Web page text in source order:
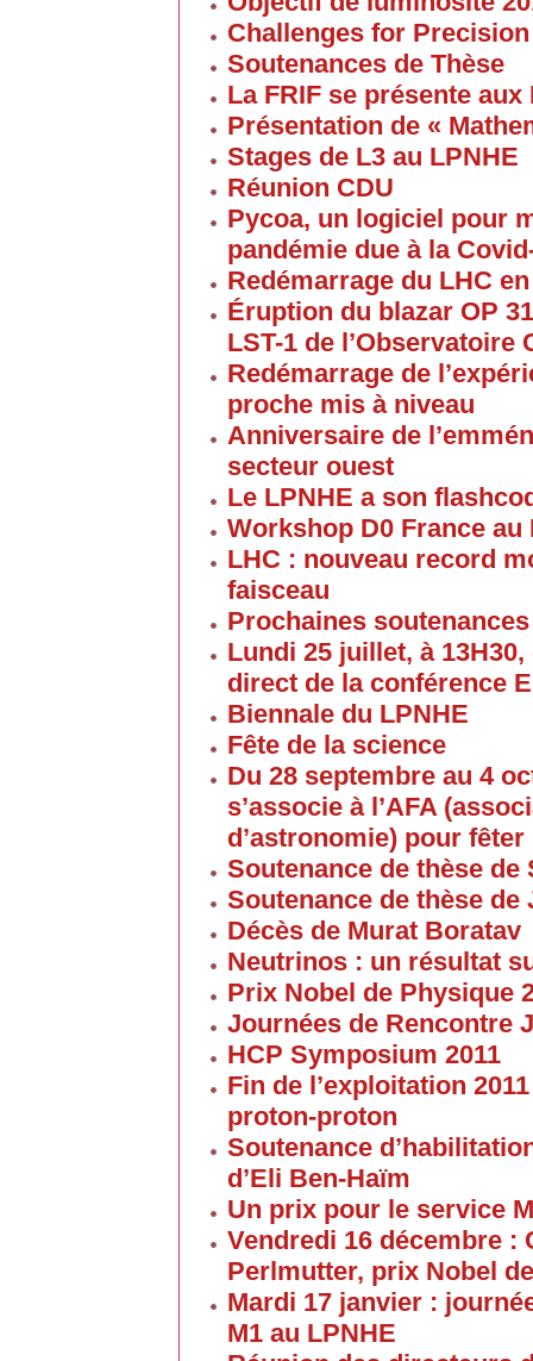
Challenges for
Soutenances de Thèse
La FRIF se présente aux
Présentation de «
Stages de L3 au LPNHE
Réunion CDU
Pycoa, un logiciel pour
pandémie due à la
Redémarrage du LHC en
Éruption du blazar OP
LST-1 de l’Observatoire
Redémarrage de
proche mis à niveau
Anniversaire de
secteur ouest
Le LPNHE a son
Workshop D0 France au
LHC : nouveau record
faisceau
Prochaines
Lundi 25 juillet, à
direct de la conférence
Biennale du LPNHE
Fête de la science
Du 28 septembre au 4
s’associe à l’AFA
d’astronomie) pour fêter
Soutenance de thèse
Soutenance de thèse
Décès de Murat Boratav
Neutrinos : un résultat
Prix Nobel de Physique
Journées de Rencontre
HCP Symposium 2011
Fin de l’exploitation
proton-proton
Soutenance
d’Eli Ben-Haïm
Un prix pour le service
Vendredi 16 décembre :
Perlmutter, prix Nobel
Mardi 17 janvier :
M1 au LPNHE